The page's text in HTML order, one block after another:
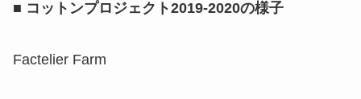
■ コットンプロジェクト2019-2020の様子
Factelier Farm